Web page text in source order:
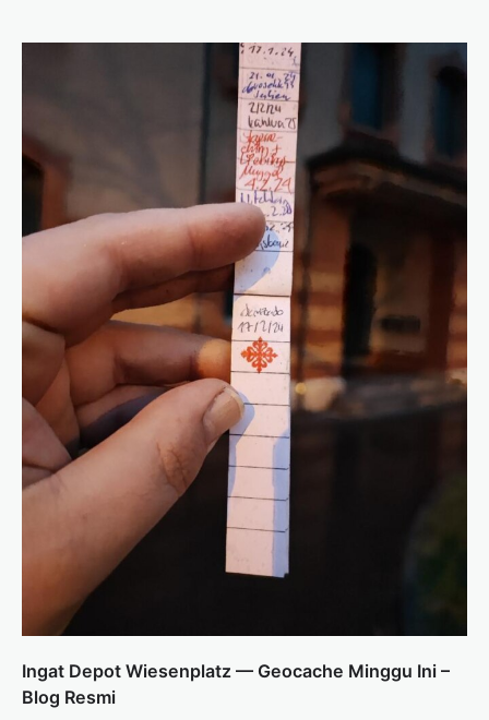
Ingat Depot Wiesenplatz — Geocache Minggu Ini –
Blog Resmi